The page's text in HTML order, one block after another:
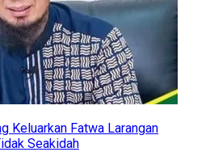
Keluarkan Fatwa Larangan
Seakidah